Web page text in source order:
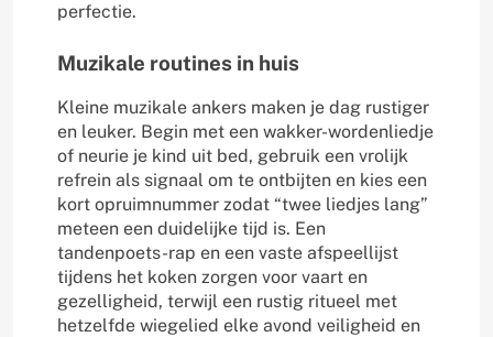
perfectie.
Muzikale routines in huis
Kleine muzikale ankers maken je dag rustiger
en leuker. Begin met een wakker-wordenliedje
of neurie je kind uit bed, gebruik een vrolijk
refrein als signaal om te ontbijten en kies een
kort opruimnummer zodat “twee liedjes lang”
meteen een duidelijke tijd is. Een
tandenpoets-rap en een vaste afspeellijst
tijdens het koken zorgen voor vaart en
gezelligheid, terwijl een rustig ritueel met
hetzelfde wiegelied elke avond veiligheid en